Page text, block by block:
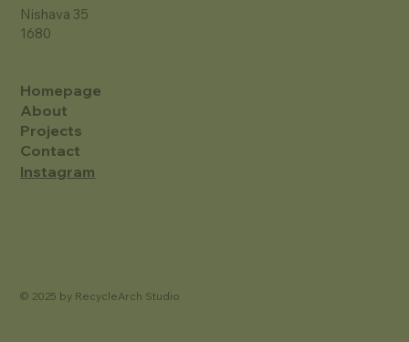
© 2025 by RecycleArch Studio
Homepage
About
Projects
Contact
Instagram
Nishava 35
1680